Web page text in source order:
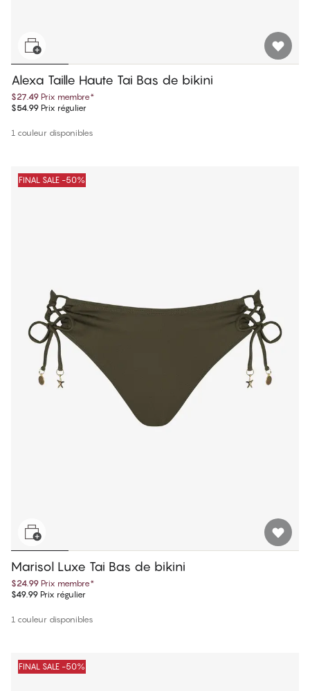
Alexa Taille Haute Tai Bas de bikini
$27.49 Prix membre*
$54.99 Prix régulier
1 couleur disponibles
FINAL SALE -50%
Marisol Luxe Tai Bas de bikini
$24.99 Prix membre*
$49.99 Prix régulier
1 couleur disponibles
FINAL SALE -50%